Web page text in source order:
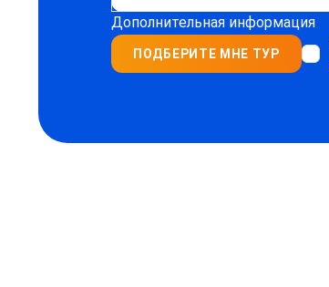
Дополнительная информация
ПОДБЕРИТЕ МНЕ ТУР